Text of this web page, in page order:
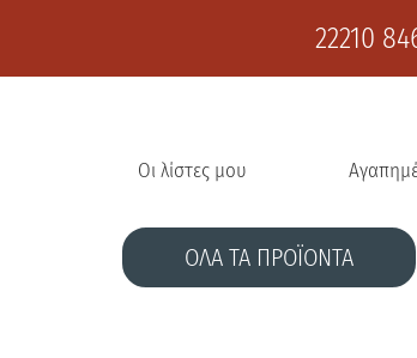
22210
Οι λίστες μου
ΟΛΑ ΤΑ ΠΡΟΪΟΝΤΑ